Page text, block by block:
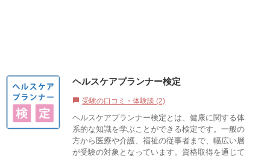
ヘルスケアプランナー検定
chat_bubble 受験の口コミ・体験談 (2)
ヘルスケアプランナー検定とは、健康に関する体
系的な知識を学ぶことができる検定です。一般の
方から医療や介護、福祉の従事者まで、幅広い層
が受験の対象となっています。資格取得を通じて